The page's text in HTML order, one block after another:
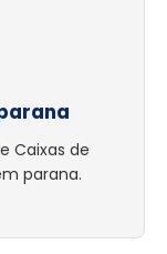
Caixas de
parana.